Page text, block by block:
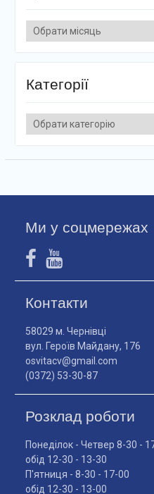
Архіви
Категорії
Категорії
Ми у соцмережах
Контакти
58029 м. Чернівці
вул. Героїв Майдану, 176
osvitacv@gmail.com
(0372) 53-30-87
Розклад роботи
Понеділок - Четвер 8-30 -
обід 12-30 - 13-30
П'ятниця - 8-30 - 17-00
обід 12-30 - 13-00